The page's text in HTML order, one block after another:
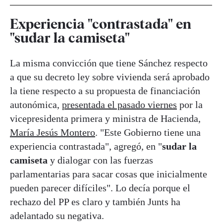
Experiencia "contrastada" en
"sudar la camiseta"
La misma convicción que tiene Sánchez respecto
a que su decreto ley sobre vivienda será aprobado
la tiene respecto a su propuesta de financiación
autonómica, presentada el pasado viernes por la
vicepresidenta primera y ministra de Hacienda,
María Jesús Montero. "Este Gobierno tiene una
experiencia contrastada", agregó, en "sudar la
camiseta y dialogar con las fuerzas
parlamentarias para sacar cosas que inicialmente
pueden parecer difíciles". Lo decía porque el
rechazo del PP es claro y también Junts ha
adelantado su negativa.